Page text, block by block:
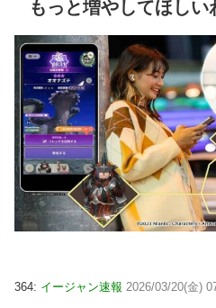
もっと増やしてほしい
364: イージャン速報 2026/03/20(金)